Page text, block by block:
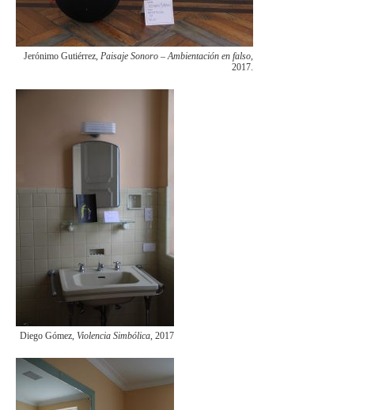
Jerónimo Gutiérrez, Paisaje Sonoro – Ambientación en falso,
2017.
Diego Gómez, Violencia Simbólica, 2017